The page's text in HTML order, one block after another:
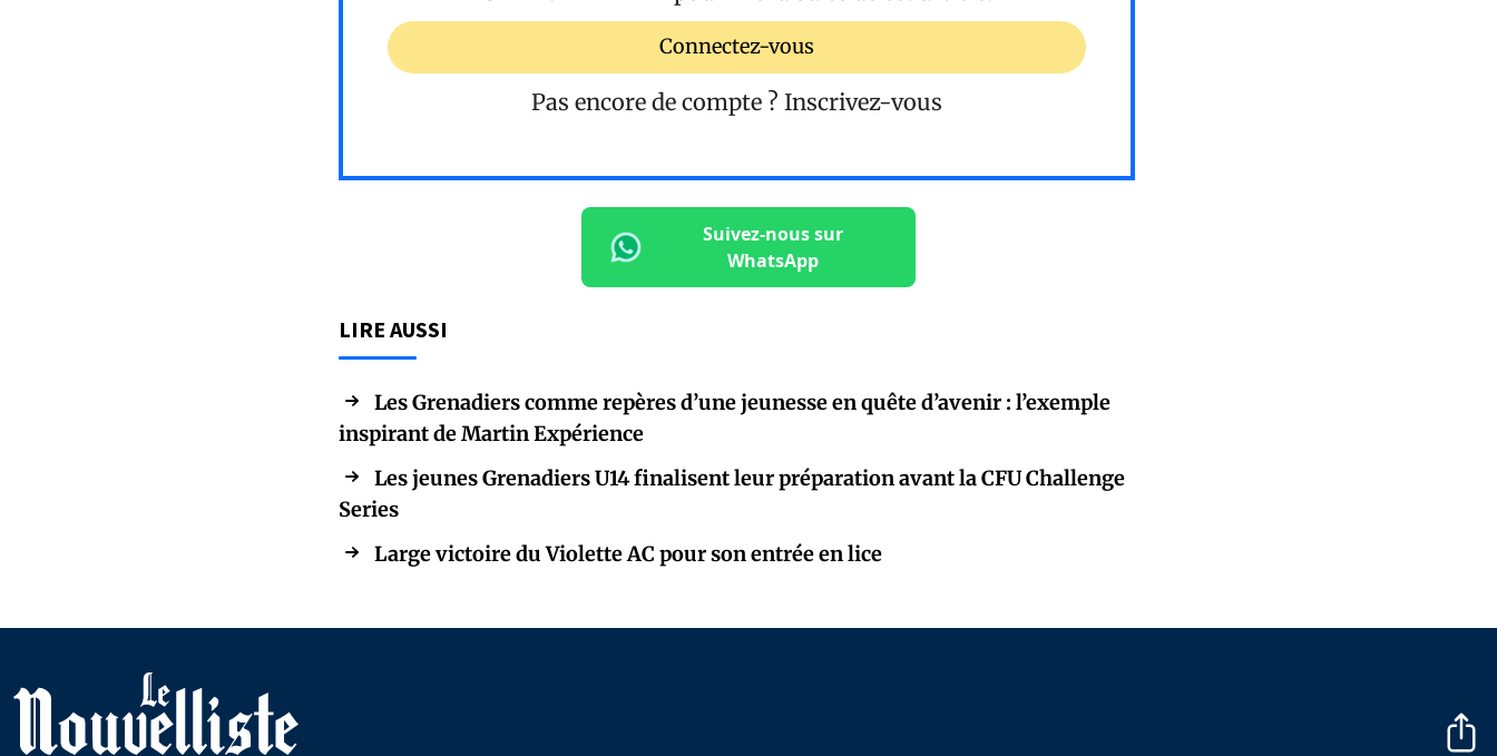
Connectez-vous
Pas encore de compte ? Inscrivez-vous
Suivez-nous sur
WhatsApp
LIRE AUSSI
Les Grenadiers comme repères d’une jeunesse en quête d’avenir : l’exemple
inspirant de Martin Expérience
Les jeunes Grenadiers U14 finalisent leur préparation avant la CFU Challenge
Series
Large victoire du Violette AC pour son entrée en lice